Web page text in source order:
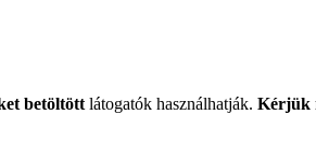
betöltött látogatók használhatják. Kérjük